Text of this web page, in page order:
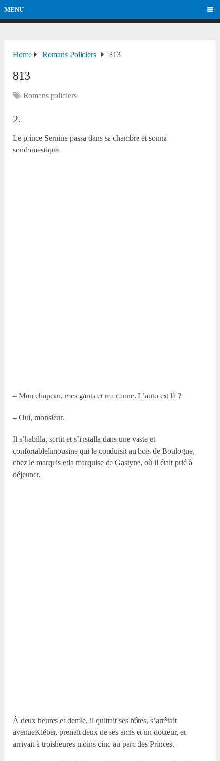
MENU
Home Romans Policiers 813
813
Romans policiers
2.
Le prince Sernine passa dans sa chambre et sonna
sondomestique.
– Mon chapeau, mes gants et ma canne. L’auto est là ?
– Oui, monsieur.
Il s’habilla, sortit et s’installa dans une vaste et
confortablelimousine qui le conduisit au bois de Boulogne,
chez le marquis etla marquise de Gastyne, où il était prié à
déjeuner.
À deux heures et demie, il quittait ses hôtes, s’arrêtait
avenueKléber, prenait deux de ses amis et un docteur, et
arrivait à troisheures moins cinq au parc des Princes.